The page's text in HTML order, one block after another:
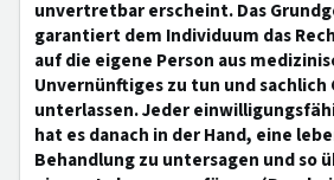
unvertretbar erscheint. Das
garantiert dem Individuum das
auf die eigene Person aus
Unvernünftiges zu tun und sachlich
unterlassen. Jeder
hat es danach in der Hand, eine
Behandlung zu untersagen und so